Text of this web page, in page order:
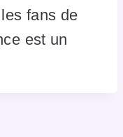
fans de
est un